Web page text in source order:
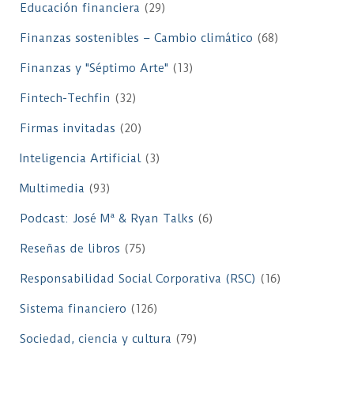
Educación financiera (29)
Finanzas sostenibles – Cambio climático (68)
Finanzas y "Séptimo Arte" (13)
Fintech-Techfin (32)
Firmas invitadas (20)
Inteligencia Artificial(3)
Multimedia (93)
Podcast: José Mª & Ryan Talks (6)
Reseñas de libros (75)
Responsabilidad Social Corporativa (RSC) (16)
Sistema financiero (126)
Sociedad, ciencia y cultura (79)